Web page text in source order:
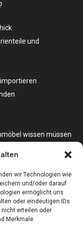
wir Technologien wie
und/oder darauf
ermöglicht uns
oder eindeutigen IDs
nicht erteilen oder
Merkmale
und
wissen müssen